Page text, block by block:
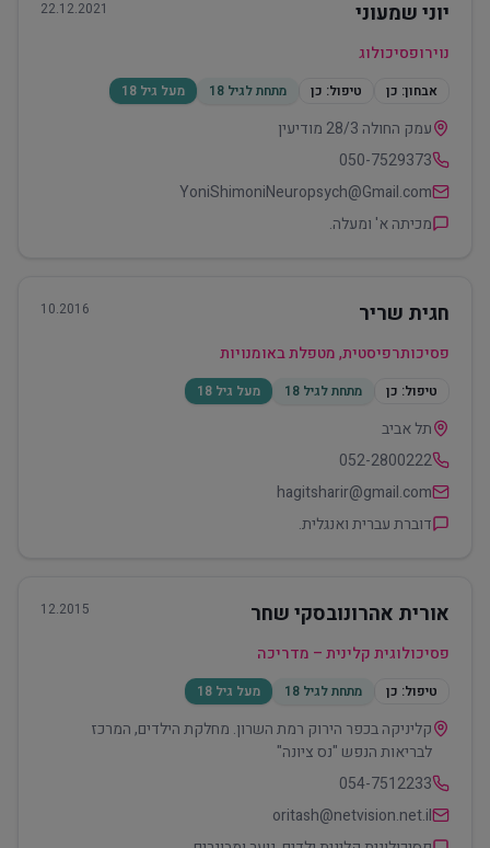
יוני שמעוני 22.12.2021
נוירופסיכולוג
אבחון: כן טיפול: כן מתחת לגיל 18 מעל גיל 18
עמק החולה 28/3 מודיעין
050-7529373
YoniShimoniNeuropsych@Gmail.com
מכיתה א' ומעלה.
חגית שריר 10.2016
פסיכותרפיסטית, מטפלת באומנויות
טיפול: כן מתחת לגיל 18 מעל גיל 18
תל אביב
052-2800222
hagitsharir@gmail.com
דוברת עברית ואנגלית.
אורית אהרונובסקי שחר 12.2015
פסיכולוגית קלינית – מדריכה
טיפול: כן מתחת לגיל 18 מעל גיל 18
קליניקה בכפר הירוק רמת השרון. מחלקת הילדים, המרכז
לבריאות הנפש "נס ציונה"
054-7512233
oritash@netvision.net.il